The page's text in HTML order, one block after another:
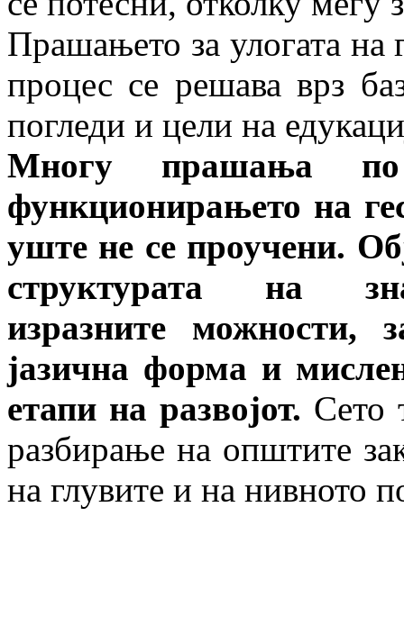
Прашањето за улогата на
процес се решава врз
погледи и цели на
Многу прашања
функционирањето на
уште не се проучени.
структурата на
изразните можности,
јазична форма и
етапи на развојот. Сето
разбирање на општите
на глувите и на нивното